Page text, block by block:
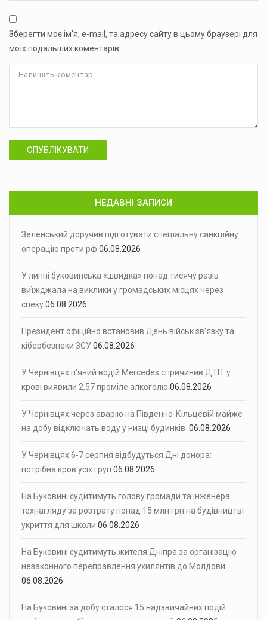
Зберегти моє ім'я, e-mail, та адресу сайту в цьому браузері для
моїх подальших коментарів.
ОПУБЛІКУВАТИ
НЕДАВНІ ЗАПИСИ
Зеленський доручив підготувати спеціальну санкційну
операцію проти рф 06.08.2026
У липні буковинська «швидка» понад тисячу разів
виїжджала на виклики у громадських місцях через
спеку06.08.2026
Президент офіційно встановив День військ зв’язку та
кібербезпеки ЗСУ06.08.2026
У Чернівцях п’яний водій Mercedes спричинив ДТП: у
крові виявили 2,57 проміле алкоголю 06.08.2026
У Чернівцях через аварію на Південно-Кільцевій майже
на добу відключать воду у низці будинків 06.08.2026
У Чернівцях 6-7 серпня відбудуться Дні донора:
потрібна кров усіх груп 06.08.2026
На Буковині судитимуть голову громади та інженера
технагляду за розтрату понад 15 млн грн на будівництві
укриття для школи 06.08.2026
На Буковині судитимуть жителя Дніпра за організацію
незаконного переправлення ухилянтів до Молдови
06.08.2026
На Буковині за добу сталося 15 надзвичайних подій: